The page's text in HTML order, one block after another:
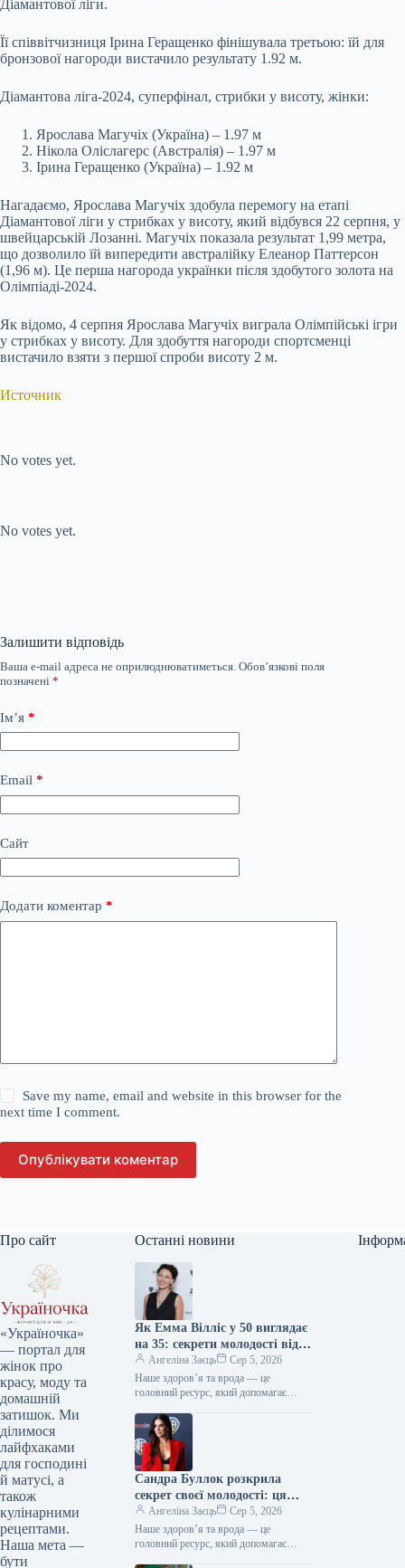
Діамантової ліги.
Її співвітчизниця Ірина Геращенко фінішувала третьою: їй для
бронзової нагороди вистачило результату 1.92 м.
Діамантова ліга-2024, суперфінал, стрибки у висоту, жінки:
Ярослава Магучіх (Україна) – 1.97 м
Нікола Оліслагерс (Австралія) – 1.97 м
Ірина Геращенко (Україна) – 1.92 м
Нагадаємо, Ярослава Магучіх здобула перемогу на етапі
Діамантової ліги у стрибках у висоту, який відбувся 22 серпня, у
швейцарській Лозанні. Магучіх показала результат 1,99 метра,
що дозволило їй випередити австралійку Елеанор Паттерсон
(1,96 м). Це перша нагорода українки після здобутого золота на
Олімпіаді-2024.
Як відомо, 4 серпня Ярослава Магучіх виграла Олімпійські ігри
у стрибках у висоту. Для здобуття нагороди спортсменці
вистачило взяти з першої спроби висоту 2 м.
Источник
No votes yet.
No votes yet.
Залишити відповідь
Ваша e-mail адреса не оприлюднюватиметься. Обов’язкові поля
позначені *
Ім’я *
Email *
Сайт
Додати коментар *
Save my name, email and website in this browser for the
next time I comment.
Опублікувати коментар
Про сайт
«Україночка»
— портал для
жінок про
красу, моду та
домашній
затишок. Ми
ділимося
лайфхаками
для господині
й матусі, а
також
кулінарними
рецептами.
Наша мета —
бути
Останні новини
Як Емма Вілліс у 50 виглядає
на 35: секрети молодості від
зірки
Ангеліна Заєць
Сер 5, 2026
Наше здоров’я та врода — це
головний ресурс, який допомагає
Редакція «Україночки» підготувала
для вас…
Сандра Буллок розкрила
секрет своєї молодості: ця
звичка дивує світ
Ангеліна Заєць
Сер 5, 2026
Наше здоров’я та врода — це
головний ресурс, який допомагає